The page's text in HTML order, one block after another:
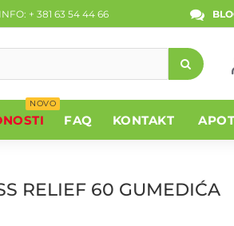
INFO: + 381 63 54 44 66
NOVO
FAQ KONTAKT
RELIEF 60 GUMEDIĆA